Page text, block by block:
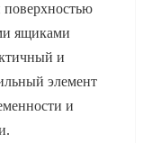
поверхностью
ящиками
и
элемент
и